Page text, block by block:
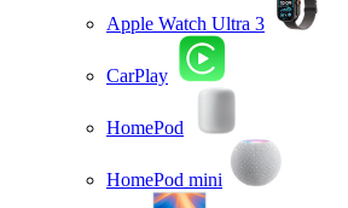
Apple Watch Ultra 3
CarPlay
HomePod
HomePod mini